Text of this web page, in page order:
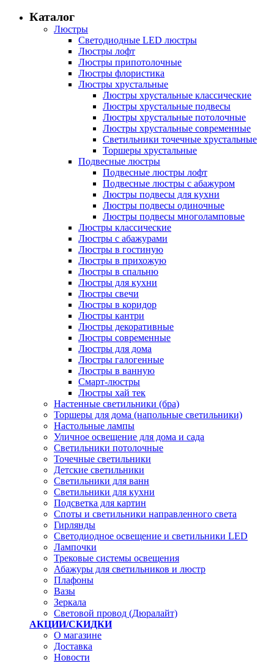
Каталог
Люстры
Светодиодные LED люстры
Люстры лофт
Люстры припотолочные
Люстры флористика
Люстры хрустальные
Люстры хрустальные классические
Люстры хрустальные подвесы
Люстры хрустальные потолочные
Люстры хрустальные современные
Светильники точечные хрустальные
Торшеры хрустальные
Подвесные люстры
Подвесные люстры лофт
Подвесные люстры с абажуром
Люстры подвесы для кухни
Люстры подвесы одиночные
Люстры подвесы многоламповые
Люстры классические
Люстры с абажурами
Люстры в гостиную
Люстры в прихожую
Люстры в спальню
Люстры для кухни
Люстры свечи
Люстры в коридор
Люстры кантри
Люстры декоративные
Люстры современные
Люстры для дома
Люстры галогенные
Люстры в ванную
Смарт-люстры
Люстры хай тек
Настенные светильники (бра)
Торшеры для дома (напольные светильники)
Настольные лампы
Уличное освещение для дома и сада
Светильники потолочные
Точечные светильники
Детские светильники
Светильники для ванн
Светильники для кухни
Подсветка для картин
Споты и светильники направленного света
Гирлянды
Светодиодное освещение и светильники LED
Лампочки
Трековые системы освещения
Абажуры для светильников и люстр
Плафоны
Вазы
Зеркала
Световой провод (Дюралайт)
АКЦИИ/СКИДКИ
О магазине
Доставка
Новости